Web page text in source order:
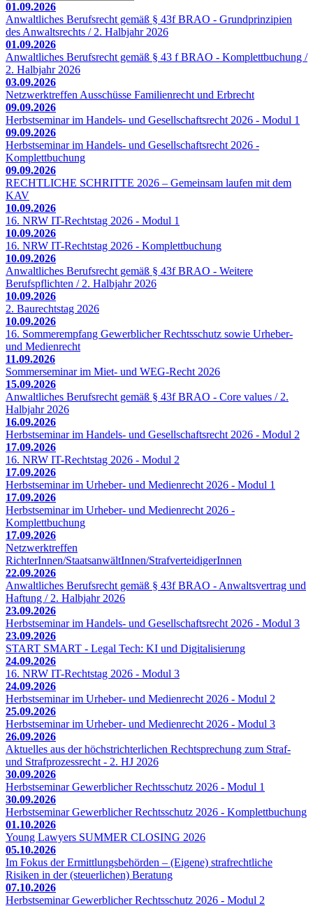
01.09.2026
Anwaltliches Berufsrecht gemäß § 43f BRAO - Grundprinzipien
des Anwaltsrechts / 2. Halbjahr 2026
01.09.2026
Anwaltliches Berufsrecht gemäß § 43 f BRAO - Komplettbuchung /
2. Halbjahr 2026
03.09.2026
Netzwerktreffen Ausschüsse Familienrecht und Erbrecht
09.09.2026
Herbstseminar im Handels- und Gesellschaftsrecht 2026 - Modul 1
09.09.2026
Herbstseminar im Handels- und Gesellschaftsrecht 2026 -
Komplettbuchung
09.09.2026
RECHTLICHE SCHRITTE 2026 – Gemeinsam laufen mit dem
KAV
10.09.2026
16. NRW IT-Rechtstag 2026 - Modul 1
10.09.2026
16. NRW IT-Rechtstag 2026 - Komplettbuchung
10.09.2026
Anwaltliches Berufsrecht gemäß § 43f BRAO - Weitere
Berufspflichten / 2. Halbjahr 2026
10.09.2026
2. Baurechtstag 2026
10.09.2026
16. Sommerempfang Gewerblicher Rechtsschutz sowie Urheber-
und Medienrecht
11.09.2026
Sommerseminar im Miet- und WEG-Recht 2026
15.09.2026
Anwaltliches Berufsrecht gemäß § 43f BRAO - Core values / 2.
Halbjahr 2026
16.09.2026
Herbstseminar im Handels- und Gesellschaftsrecht 2026 - Modul 2
17.09.2026
16. NRW IT-Rechtstag 2026 - Modul 2
17.09.2026
Herbstseminar im Urheber- und Medienrecht 2026 - Modul 1
17.09.2026
Herbstseminar im Urheber- und Medienrecht 2026 -
Komplettbuchung
17.09.2026
Netzwerktreffen
RichterInnen/StaatsanwältInnen/StrafverteidigerInnen
22.09.2026
Anwaltliches Berufsrecht gemäß § 43f BRAO - Anwaltsvertrag und
Haftung / 2. Halbjahr 2026
23.09.2026
Herbstseminar im Handels- und Gesellschaftsrecht 2026 - Modul 3
23.09.2026
START SMART - Legal Tech: KI und Digitalisierung
24.09.2026
16. NRW IT-Rechtstag 2026 - Modul 3
24.09.2026
Herbstseminar im Urheber- und Medienrecht 2026 - Modul 2
25.09.2026
Herbstseminar im Urheber- und Medienrecht 2026 - Modul 3
26.09.2026
Aktuelles aus der höchstrichterlichen Rechtsprechung zum Straf-
und Strafprozessrecht - 2. HJ 2026
30.09.2026
Herbstseminar Gewerblicher Rechtsschutz 2026 - Modul 1
30.09.2026
Herbstseminar Gewerblicher Rechtsschutz 2026 - Komplettbuchung
01.10.2026
Young Lawyers SUMMER CLOSING 2026
05.10.2026
Im Fokus der Ermittlungsbehörden – (Eigene) strafrechtliche
Risiken in der (steuerlichen) Beratung
07.10.2026
Herbstseminar Gewerblicher Rechtsschutz 2026 - Modul 2